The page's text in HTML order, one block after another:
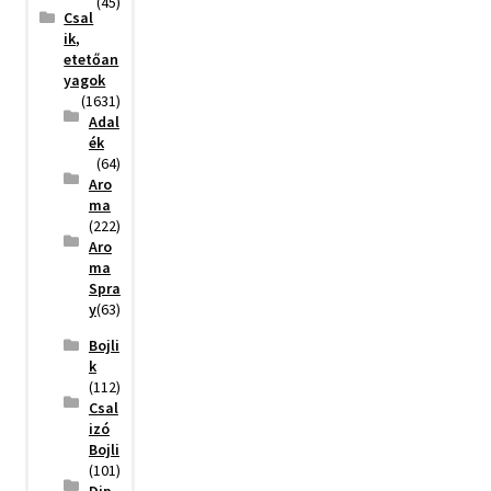
Csal
ik,
etetőan
yagok
(1631)
Adal
ék
(64)
Aro
ma
(222)
Aro
ma
Spra
y(63)
Bojli
k
(112)
Csal
izó
Bojli
(101)